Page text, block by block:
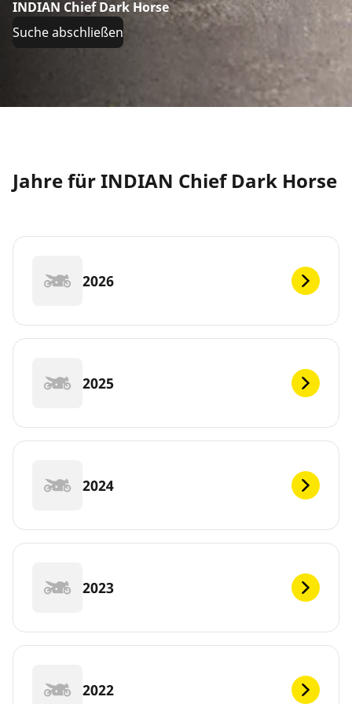
INDIAN Chief Dark Horse
Suche abschließen
Jahre für INDIAN Chief Dark Horse
2026
2025
2024
2023
2022